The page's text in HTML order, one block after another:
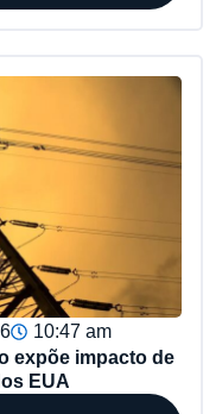
10:47 am
expõe impacto de
EUA